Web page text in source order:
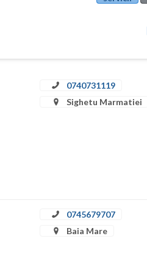
0740731119
Sighetu Marmatiei
0745679707
Baia Mare